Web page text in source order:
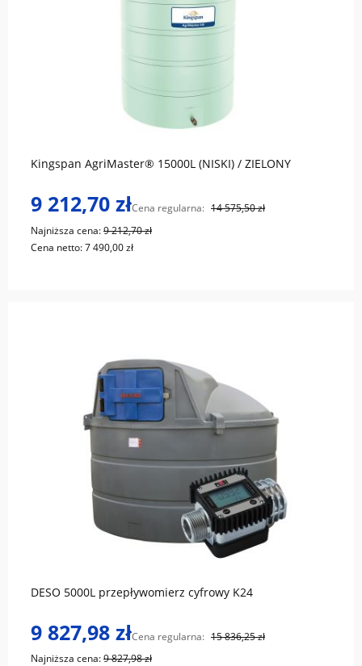
Kingspan AgriMaster® 15000L (NISKI) / ZIELONY
9 212,70 złCena regularna: 14 575,50 zł
Najniższa cena:9 212,70 zł
Cena netto:7 490,00 zł
do koszyka
DESO 5000L przepływomierz cyfrowy K24
9 827,98 złCena regularna: 15 836,25 zł
Najniższa cena:9 827,98 zł
do koszyka